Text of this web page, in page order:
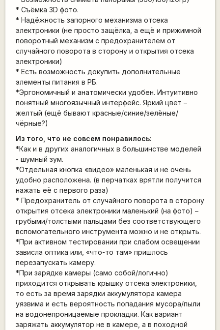
* Съёмка 3D фото.
* Надёжность запорного механизма отсека
электроники (не просто защёлка, а ещё и прижимной
поворотный механизм с предохранителем от
случайного поворота в сторону и открытия отсека
электроники)
* Есть возможность докупить дополнительные
элементы питания в РБ.
*Эргономичный и анатомически удобен. Интуитивно
понятный многоязычный интерфейс. Яркий цвет –
желтый (ещё бывают красные/синие/зелёные/
чёрные?)
Из того, что не совсем понравилось:
*Как и в других аналогичных в большинстве моделей
- шумный зум.
*Отдельная кнопка «видео» маленькая и не очень
удобно расположена. (в перчатках врятли получится
нажать её с первого раза)
* Предохранитель от случайного поворота в сторону
открытия отсека электроники маленький (на фото) –
грубыми/толстыми пальцами без соответствующего
вспомогательного инструмента можно и не открыть.
*При активном тестировании при слабом освещении
зависла оптика или, «что-то там» пришлось
перезапускать камеру.
*При зарядке камеры (само собой/логично)
приходится открывать крышку отсека электроники,
то есть за время зарядки аккумулятора камера
уязвима и есть вероятность попадания мусора/пыли
на водонепроницаемые прокладки. Как вариант
заряжать аккумулятор не в камере, а в походной